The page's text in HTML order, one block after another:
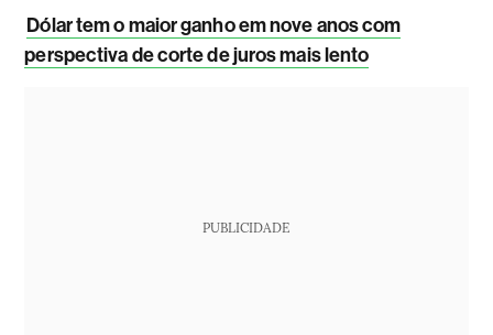
Dólar tem o maior ganho em nove anos com
perspectiva de corte de juros mais lento
PUBLICIDADE